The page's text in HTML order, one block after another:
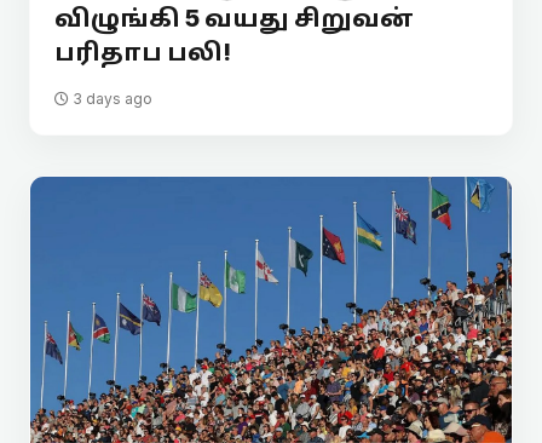
விழுங்கி 5 வயது சிறுவன்
பரிதாப பலி!
3 days ago